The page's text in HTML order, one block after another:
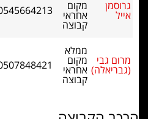
0545664213
0507848421